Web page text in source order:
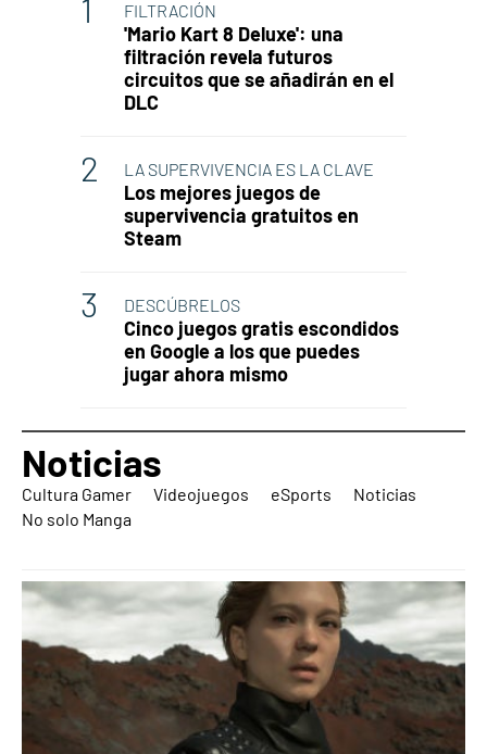
FILTRACIÓN
'Mario Kart 8 Deluxe': una
filtración revela futuros
circuitos que se añadirán en el
DLC
LA SUPERVIVENCIA ES LA CLAVE
Los mejores juegos de
supervivencia gratuitos en
Steam
DESCÚBRELOS
Cinco juegos gratis escondidos
en Google a los que puedes
jugar ahora mismo
Noticias
Cultura Gamer Videojuegos eSports
Noticias
No solo Manga